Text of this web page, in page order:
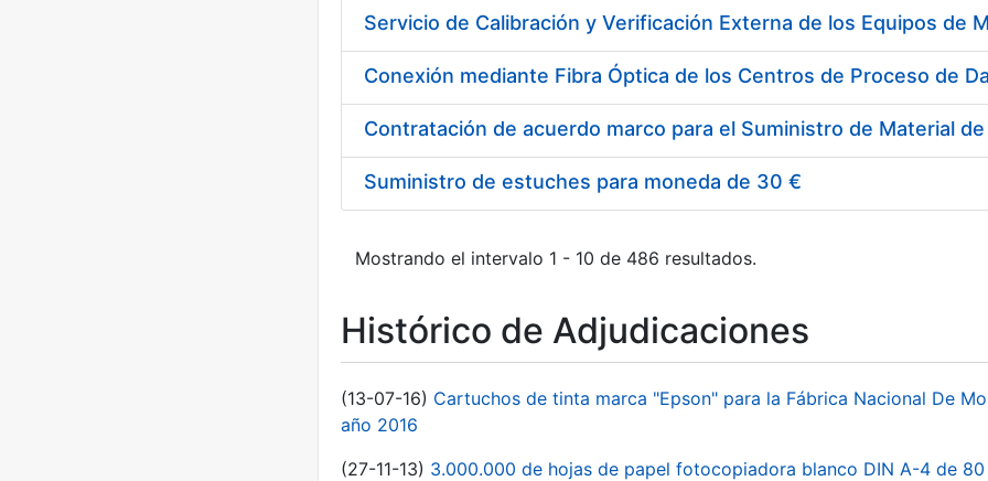
Suministro de estuches para moneda de 30 €
Mostrando el intervalo 1 - 10 de 486 resultados.
Histórico de Adjudicaciones
(13-07-16) Cartuchos de tinta marca "Epson" para la Fábrica Nacional De
año 2016
(27-11-13) 3.000.000 de hojas de papel fotocopiadora blanco DIN A-4 de 80